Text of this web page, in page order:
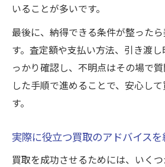
いることが多いです。
最後に、納得できる条件が整った
す。査定額や支払い方法、引き渡
っかり確認し、不明点はその場で
した手順で進めることで、安心し
す。
実際に役立つ買取のアドバイス
買取を成功させるためには、いく